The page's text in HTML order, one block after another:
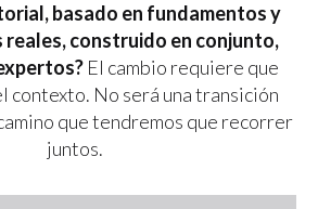
basado en fundamentos y
construido en conjunto,
El cambio requiere que
contexto. No será una transición
que tendremos que recorrer
juntos.